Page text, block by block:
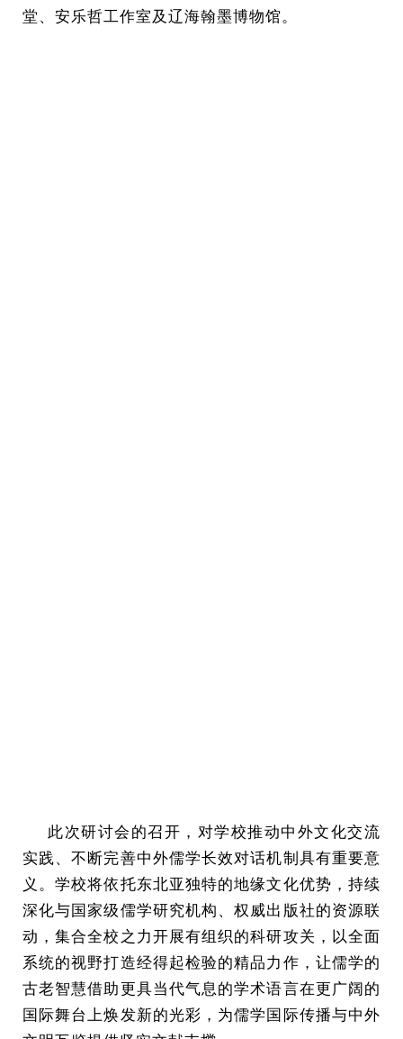
堂、安乐哲工作室及辽海翰墨博物馆。
此次研讨会的召开，对学校推动中外文化交流
实践、不断完善中外儒学长效对话机制具有重要意
义。学校将依托东北亚独特的地缘文化优势，持续
深化与国家级儒学研究机构、权威出版社的资源联
动，集合全校之力开展有组织的科研攻关，以全面
系统的视野打造经得起检验的精品力作，让儒学的
古老智慧借助更具当代气息的学术语言在更广阔的
国际舞台上焕发新的光彩，为儒学国际传播与中外